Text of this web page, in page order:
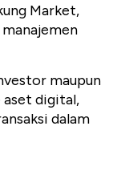
Market,
maupun
aset digital,
dalam